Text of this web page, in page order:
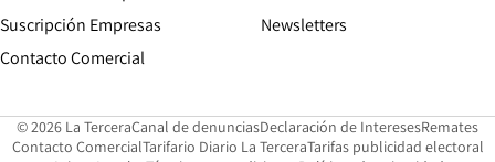
Suscripción Empresas
Contacto Comercial
Newsletters
© 2026 La TerceraCanal de denunciasOpens in new window
Declaración de InteresesOpens in
Remates
Contacto ComercialOpens in new window
Tarifario Diario La TerceraOpens in new window
Tarifas publicidad electoral